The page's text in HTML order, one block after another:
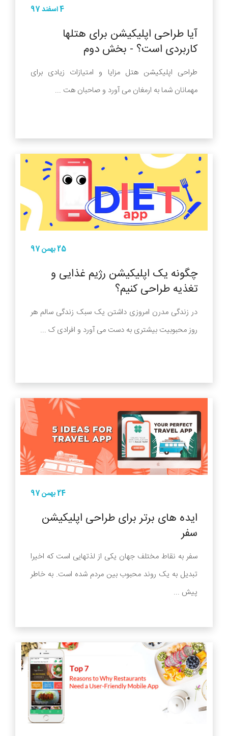
4 اسفند 97
آیا طراحی اپلیکیشن برای هتلها
کاربردی است؟ - بخش دوم
طراحی اپلیکیشن هتل مزایا و امتیازات زیادی برای
مهمانان شما به ارمغان می آورد و صاحبان هت ...
25 بهمن 97
چگونه یک اپلیکیشن رژیم غذایی و
تغذیه طراحی کنیم؟
در زندگی مدرن امروزی داشتن یک سبک زندگی سالم هر
روز محبوبیت بیشتری به دست می آورد و افرادی ک ...
24 بهمن 97
ایده های برتر برای طراحی اپلیکیشن
سفر
سفر به نقاط مختلف جهان یکی از لذتهایی است که اخیرا
تبدیل به یک روند محبوب بین مردم شده است. به خاطر
پیش ...